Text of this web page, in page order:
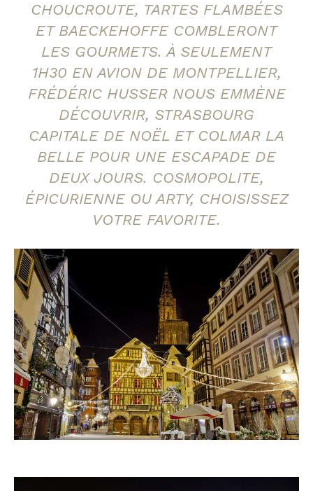
CHOUCROUTE, TARTES FLAMBÉES
ET BAECKEHOFFE COMBLERONT
LES GOURMETS. À SEULEMENT
1H30 EN AVION DE MONTPELLIER,
FRÉDÉRIC HUSSER NOUS EMMÈNE
DÉCOUVRIR, STRASBOURG
CAPITALE DE NOËL ET COLMAR LA
BELLE POUR UNE ESCAPADE DE
DEUX JOURS. COSMOPOLITE,
ÉPICURIENNE OU ARTY, CHOISISSEZ
VOTRE FAVORITE.